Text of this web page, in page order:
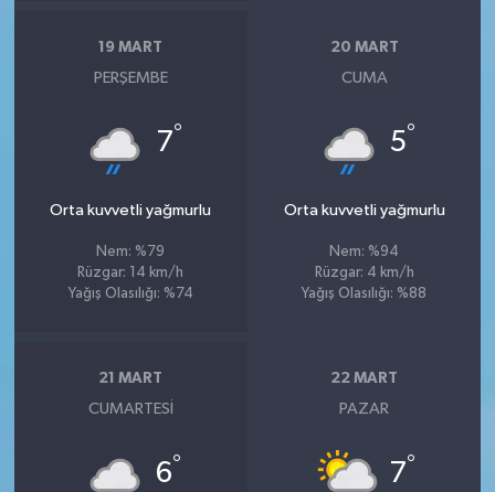
19 MART
PERŞEMBE
7°
Orta kuvvetli yağmurlu
Nem: %79
Rüzgar: 14 km/h
Yağış Olasılığı: %74
20 MART
CUMA
5°
Orta kuvvetli yağmurlu
Nem: %94
Rüzgar: 4 km/h
Yağış Olasılığı: %88
21 MART
CUMARTESI
6°
22 MART
PAZAR
7°